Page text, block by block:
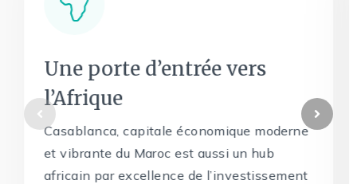
Une porte d’entrée vers
l’Afrique
Casablanca, capitale économique moderne
et vibrante du Maroc est aussi un hub
africain par excellence de l’investissement